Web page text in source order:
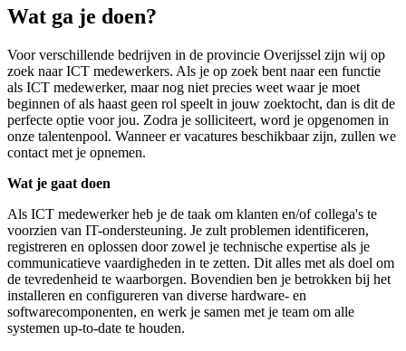
Wat ga je doen?
Voor verschillende bedrijven in de provincie Overijssel zijn wij op
zoek naar ICT medewerkers. Als je op zoek bent naar een functie
als ICT medewerker, maar nog niet precies weet waar je moet
beginnen of als haast geen rol speelt in jouw zoektocht, dan is dit de
perfecte optie voor jou. Zodra je solliciteert, word je opgenomen in
onze talentenpool. Wanneer er vacatures beschikbaar zijn, zullen we
contact met je opnemen.
Wat je gaat doen
Als ICT medewerker heb je de taak om klanten en/of collega's te
voorzien van IT-ondersteuning. Je zult problemen identificeren,
registreren en oplossen door zowel je technische expertise als je
communicatieve vaardigheden in te zetten. Dit alles met als doel om
de tevredenheid te waarborgen. Bovendien ben je betrokken bij het
installeren en configureren van diverse hardware- en
softwarecomponenten, en werk je samen met je team om alle
systemen up-to-date te houden.